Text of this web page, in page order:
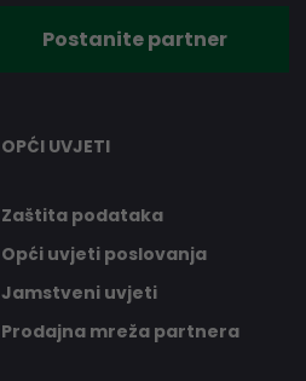
Postanite partner
OPĆI UVJETI
Zaštita podataka
Opći uvjeti poslovanja
Jamstveni uvjeti
Prodajna mreža partnera